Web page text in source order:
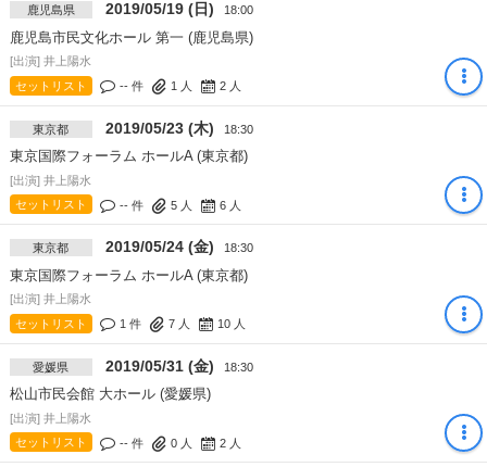
鹿児島県 2019/05/19 (日) 18:00
鹿児島市民文化ホール 第一 (鹿児島県)
[出演] 井上陽水
セットリスト
-- 件 1 人 2人
東京都 2019/05/23 (木) 18:30
東京国際フォーラム ホールA (東京都)
[出演] 井上陽水
セットリスト
-- 件 5人 6人
東京都 2019/05/24 (金) 18:30
東京国際フォーラム ホールA (東京都)
[出演] 井上陽水
セットリスト
1 件 7人 10人
愛媛県 2019/05/31 (金) 18:30
松山市民会館 大ホール (愛媛県)
[出演] 井上陽水
セットリスト
-- 件 0人 2人